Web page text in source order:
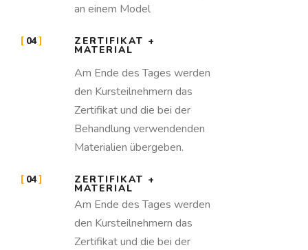
an einem Model
04 ZERTIFIKAT +
MATERIAL
Am Ende des Tages werden
den Kursteilnehmern das
Zertifikat und die bei der
Behandlung verwendenden
Materialien übergeben.
04 ZERTIFIKAT +
MATERIAL
Am Ende des Tages werden
den Kursteilnehmern das
Zertifikat und die bei der